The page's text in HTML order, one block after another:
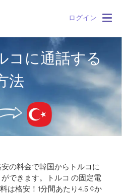
ログイン
コに通話する
法
の料金で韓国からトルコに
できます。
トルコ の固定電
は格安！1分間あたり4.5 ¢か